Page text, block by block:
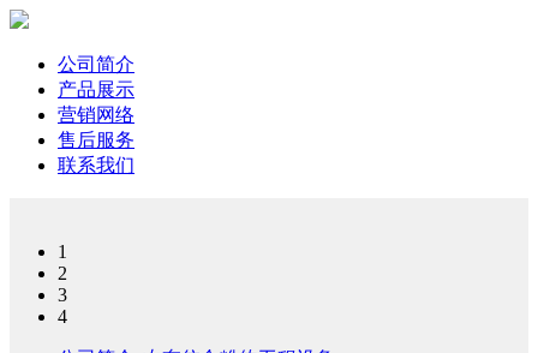
公司简介
产品展示
营销网络
售后服务
联系我们
1
2
3
4